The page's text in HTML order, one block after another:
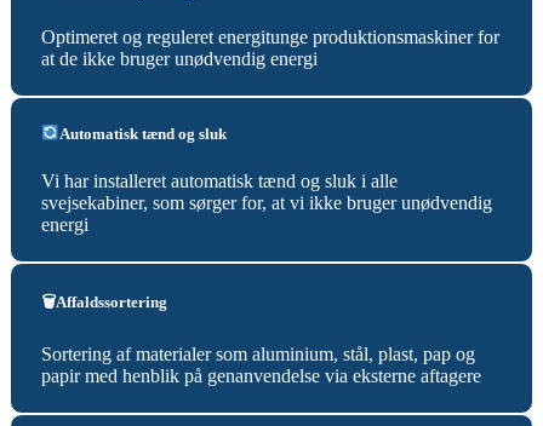
Optimeret og reguleret energitunge produktionsmaskiner for
at de ikke bruger unødvendig energi
Automatisk tænd og sluk
Vi har installeret automatisk tænd og sluk i alle
svejsekabiner, som sørger for, at vi ikke bruger unødvendig
energi
🗑️Affaldssortering
Sortering af materialer som aluminium, stål, plast, pap og
papir med henblik på genanvendelse via eksterne aftagere